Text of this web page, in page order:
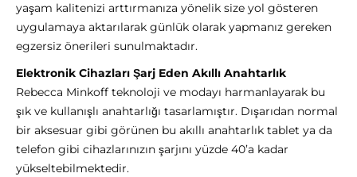
yaşam kalitenizi arttırmanıza yönelik size yol gösteren
uygulamaya aktarılarak günlük olarak yapmanız gereken
egzersiz önerileri sunulmaktadır.
Elektronik Cihazları Şarj Eden Akıllı Anahtarlık
Rebecca Minkoff teknoloji ve modayı harmanlayarak bu
şık ve kullanışlı anahtarlığı tasarlamıştır. Dışarıdan normal
bir aksesuar gibi görünen bu akıllı anahtarlık tablet ya da
telefon gibi cihazlarınızın şarjını yüzde 40’a kadar
yükseltebilmektedir.